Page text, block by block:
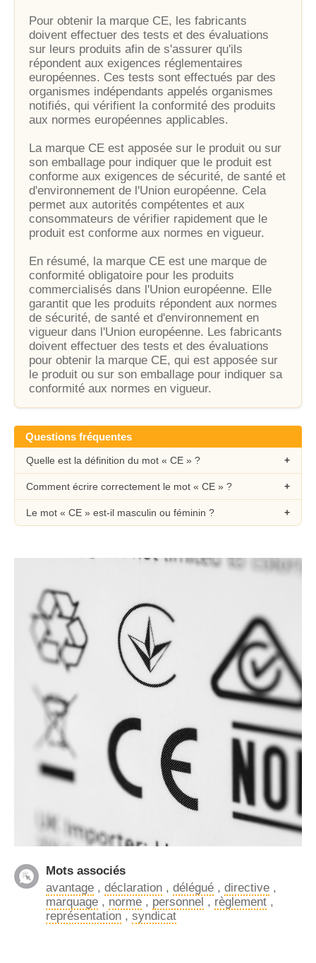
Mots associés
avantage , déclaration , délégué , directive ,
marquage , norme , personnel , règlement ,
représentation , syndicat
Pour obtenir la marque CE, les fabricants
doivent effectuer des tests et des évaluations
sur leurs produits afin de s'assurer qu'ils
répondent aux exigences réglementaires
européennes. Ces tests sont effectués par des
organismes indépendants appelés organismes
notifiés, qui vérifient la conformité des produits
aux normes européennes applicables.
La marque CE est apposée sur le produit ou sur
son emballage pour indiquer que le produit est
conforme aux exigences de sécurité, de santé et
d'environnement de l'Union européenne. Cela
permet aux autorités compétentes et aux
consommateurs de vérifier rapidement que le
produit est conforme aux normes en vigueur.
En résumé, la marque CE est une marque de
conformité obligatoire pour les produits
commercialisés dans l'Union européenne. Elle
garantit que les produits répondent aux normes
de sécurité, de santé et d'environnement en
vigueur dans l'Union européenne. Les fabricants
doivent effectuer des tests et des évaluations
pour obtenir la marque CE, qui est apposée sur
le produit ou sur son emballage pour indiquer sa
conformité aux normes en vigueur.
Questions fréquentes
Quelle est la définition du mot « CE » ?
Comment écrire correctement le mot « CE » ?
Le mot « CE » est-il masculin ou féminin ?